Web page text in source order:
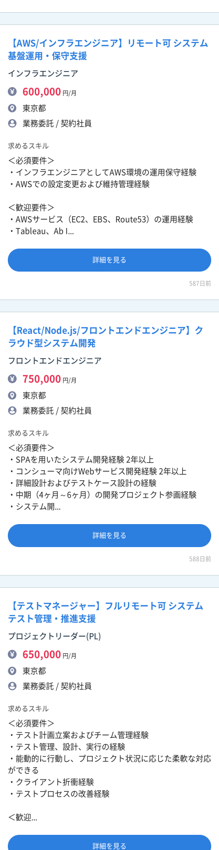
【AWS/インフラエンジニア】リモート可 システム
基盤運用・保守支援
インフラエンジニア
600,000 円/月
東京都
業務委託 / 契約社員
求めるスキル
＜必須要件＞
・インフラエンジニアとしてAWS環境の運用保守経験
・AWSでの設定変更および維持管理経験
＜歓迎要件＞
・AWSサービス（EC2、EBS、Route53）の運用経験
・Tableau、Ab I...
詳細を見る
587日前
【React/Node.js/フロントエンドエンジニア】ク
ラウド型システム開発
フロントエンドエンジニア
750,000 円/月
東京都
業務委託 / 契約社員
求めるスキル
＜必須要件＞
・SPAを用いたシステム開発経験 2年以上
・コンシューマ向けWebサービス開発経験 2年以上
・詳細設計およびテストケース設計の経験
・中期（4ヶ月～6ヶ月）の開発プロジェクト参画経験
・システム開...
詳細を見る
588日前
【テストマネージャー】フルリモート可 システム
テスト管理・推進支援
プロジェクトリーダー(PL)
650,000 円/月
東京都
業務委託 / 契約社員
求めるスキル
＜必須要件＞
・テスト計画立案およびチーム管理経験
・テスト管理、設計、実行の経験
・能動的に行動し、プロジェクト状況に応じた柔軟な対応
ができる
・クライアント折衝経験
・テストプロセスの改善経験
＜歓迎...
詳細を見る